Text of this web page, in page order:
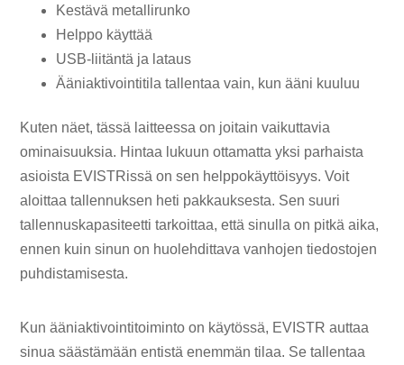
Kestävä metallirunko
Helppo käyttää
USB-liitäntä ja lataus
Ääniaktivointitila tallentaa vain, kun ääni kuuluu
Kuten näet, tässä laitteessa on joitain vaikuttavia
ominaisuuksia. Hintaa lukuun ottamatta yksi parhaista
asioista EVISTRissä on sen helppokäyttöisyys. Voit
aloittaa tallennuksen heti pakkauksesta. Sen suuri
tallennuskapasiteetti tarkoittaa, että sinulla on pitkä aika,
ennen kuin sinun on huolehdittava vanhojen tiedostojen
puhdistamisesta.
Kun ääniaktivointitoiminto on käytössä, EVISTR auttaa
sinua säästämään entistä enemmän tilaa. Se tallentaa